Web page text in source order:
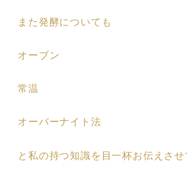
また発酵についても
オーブン
常温
オーバーナイト法
と私の持つ知識を目一杯お伝えさ